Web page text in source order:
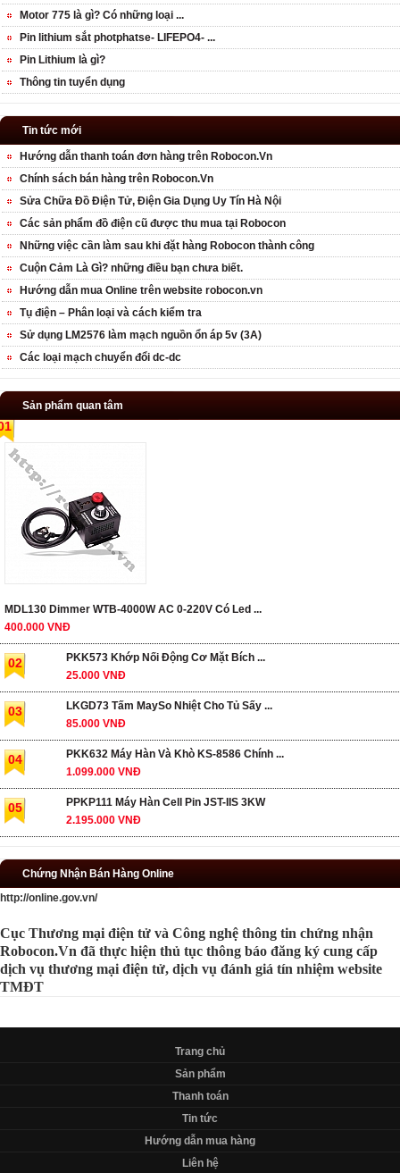
Motor 775 là gì? Có những loại ...
Pin lithium sắt photphatse- LIFEPO4- ...
Pin Lithium là gì?
Thông tin tuyển dụng
Tin tức mới
Hướng dẫn thanh toán đơn hàng trên Robocon.Vn
Chính sách bán hàng trên Robocon.Vn
Sửa Chữa Đồ Điện Tử, Điện Gia Dụng Uy Tín Hà Nội
Các sản phẩm đồ điện cũ được thu mua tại Robocon
Những việc cần làm sau khi đặt hàng Robocon thành công
Cuộn Cảm Là Gì? những điều bạn chưa biết.
Hướng dẫn mua Online trên website robocon.vn
Tụ điện – Phân loại và cách kiểm tra
Sử dụng LM2576 làm mạch nguồn ổn áp 5v (3A)
Các loại mạch chuyển đổi dc-dc
Sản phẩm quan tâm
MDL130 Dimmer WTB-4000W AC 0-220V Có Led ...
400.000 VNĐ
02
PKK573 Khớp Nối Động Cơ Mặt Bích ...
25.000 VNĐ
03
LKGD73 Tấm MaySo Nhiệt Cho Tủ Sấy ...
85.000 VNĐ
04
PKK632 Máy Hàn Và Khò KS-8586 Chính ...
1.099.000 VNĐ
05
PPKP111 Máy Hàn Cell Pin JST-IIS 3KW
2.195.000 VNĐ
Chứng Nhận Bán Hàng Online
http://online.gov.vn/
Cục Thương mại điện tử và Công nghệ thông tin chứng nhận
Robocon.Vn đã thực hiện thủ tục thông báo đăng ký cung cấp
dịch vụ thương mại điện tử, dịch vụ đánh giá tín nhiệm website
TMĐT
Trang chủ
Sản phẩm
Thanh toán
Tin tức
Hướng dẫn mua hàng
Liên hệ